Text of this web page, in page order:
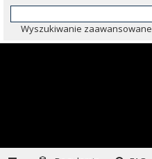
Wyszukiwanie zaawansowane